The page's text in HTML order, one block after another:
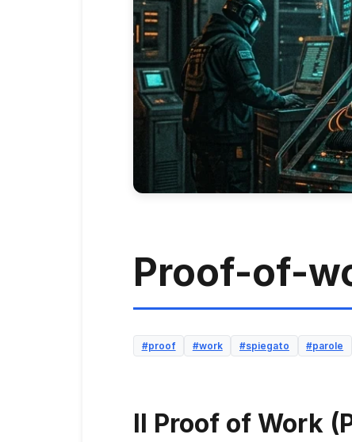
Proof-of-
#proof #work #spiegato #parole
Il Proof of Work